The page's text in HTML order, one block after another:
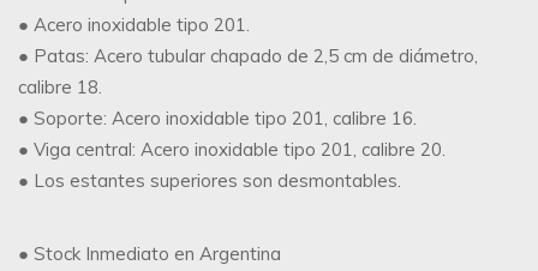
● Acero inoxidable tipo 201.
● Patas: Acero tubular chapado de 2,5 cm de diámetro,
calibre 18.
● Soporte: Acero inoxidable tipo 201, calibre 16.
● Viga central: Acero inoxidable tipo 201, calibre 20.
● Los estantes superiores son desmontables.
● Stock Inmediato en Argentina